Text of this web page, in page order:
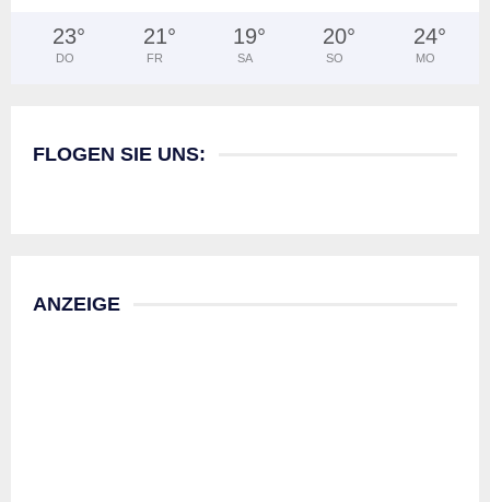
23°
DO
21°
FR
19°
SA
20°
SO
24°
MO
FLOGEN SIE UNS:
ANZEIGE